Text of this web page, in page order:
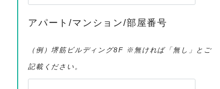
アパート/マンション/部屋番号
（例）堺筋ビルディング8F ※無ければ「無し」とご
記載ください。